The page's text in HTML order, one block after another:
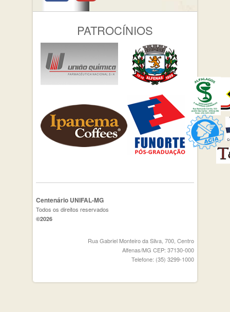
PATROCÍNIOS
Centenário UNIFAL-MG
Todos os direitos reservados
©2026
Rua Gabriel Monteiro da Silva, 700, Centro
Alfenas/MG CEP: 37130-000
Telefone: (35) 3299-1000